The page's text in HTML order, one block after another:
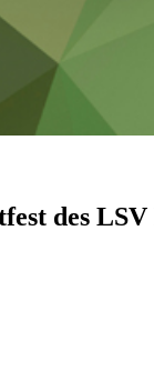
des